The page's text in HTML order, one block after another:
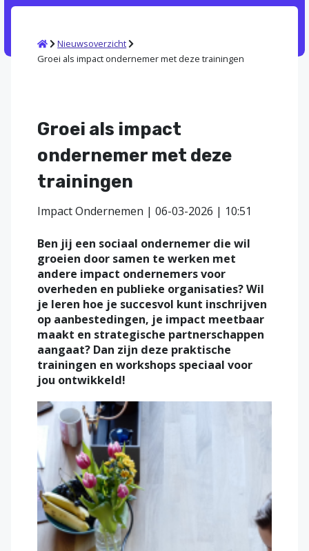
HomeNieuwsoverzicht
Groei als impact ondernemer met deze trainingen
Groei als impact
ondernemer met deze
trainingen
Impact Ondernemen | 06-03-2026 | 10:51
Ben jij een sociaal ondernemer die wil
groeien door samen te werken met
andere impact ondernemers voor
overheden en publieke organisaties? Wil
je leren hoe je succesvol kunt inschrijven
op aanbestedingen, je impact meetbaar
maakt en strategische partnerschappen
aangaat? Dan zijn deze praktische
trainingen en workshops speciaal voor
jou ontwikkeld!